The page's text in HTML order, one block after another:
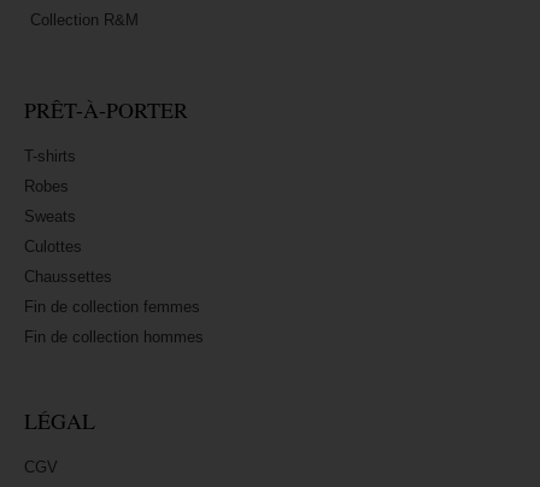
Collection R&M
PRÊT-À-PORTER
T-shirts
Robes
Sweats
Culottes
Chaussettes
Fin de collection femmes
Fin de collection hommes
LÉGAL
CGV